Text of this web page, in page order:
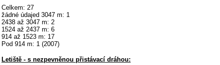
Celkem: 27
žádné údajed 3047 m: 1
2438 až 3047 m: 2
1524 až 2437 m: 6
914 až 1523 m: 17
Pod 914 m: 1 (2007)
Letiště - s nezpevněnou přistávací dráhou: